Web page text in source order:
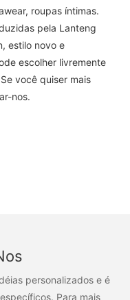
roupas íntimas.
pela Lanteng
estilo novo e
escolher livremente
você quiser mais
nos.
personalizados e é
Para mais